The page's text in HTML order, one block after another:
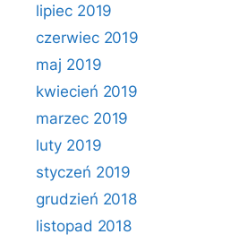
lipiec 2019
czerwiec 2019
maj 2019
kwiecień 2019
marzec 2019
luty 2019
styczeń 2019
grudzień 2018
listopad 2018